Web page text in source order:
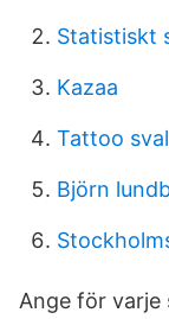
Statistiskt
Kazaa
Tattoo
Björn
Ange för varje